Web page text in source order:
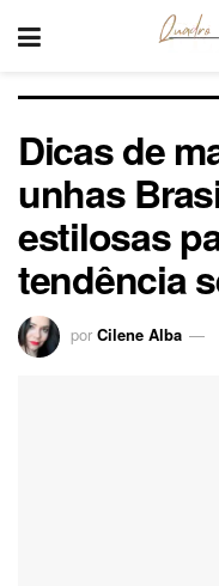
Dicas de
unhas
estilosas
tendência
por Cilene Alba